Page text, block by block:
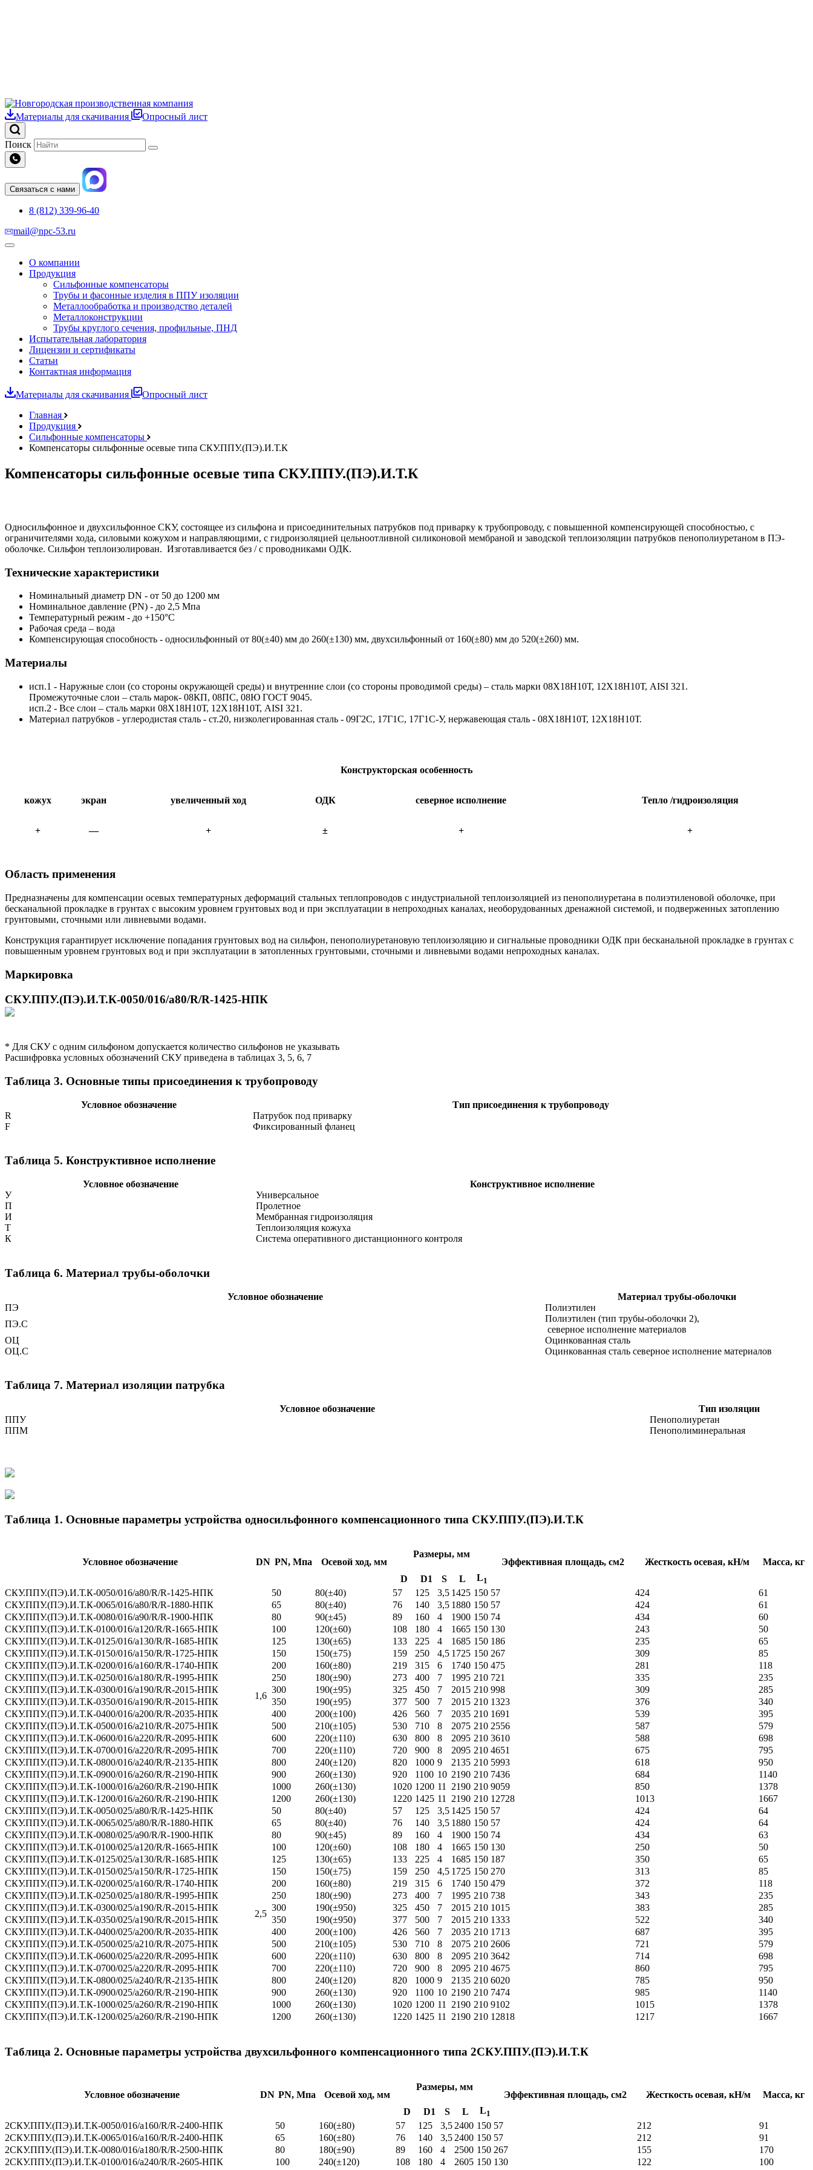
Материалы для скачивания Опросный лист
Поиск
Связаться с нами
8 (812) 339-96-40
mail@npc-53.ru
О компании
Продукция
Сильфонные компенсаторы
Трубы и фасонные изделия в ППУ изоляции
Металлообработка и производство деталей
Металлоконструкции
Трубы круглого сечения, профильные, ПНД
Испытательная лаборатория
Лицензии и сертификаты
Статьи
Контактная информация
Материалы для скачивания
Опросный лист
Главная
Продукция
Сильфонные компенсаторы
Компенсаторы сильфонные осевые типа СКУ.ППУ.(ПЭ).И.Т.К
Компенсаторы сильфонные осевые типа СКУ.ППУ.(ПЭ).И.Т.К
Односильфонное и двухсильфонное СКУ, состоящее из сильфона и присоединительных патрубков под приварку к трубопроводу, с повышенной компенсирующей способностью, с
ограничителями хода, силовыми кожухом и направляющими, с гидроизоляцией цельноотливной силиконовой мембраной и заводской теплоизоляции патрубков пенополиуретаном в ПЭ-
оболочке. Сильфон теплоизолирован. Изготавливается без / с проводниками ОДК.
Технические характеристики
Номинальный диаметр DN - от 50 до 1200 мм
Номинальное давление (PN) - до 2,5 Мпа
Температурный режим - до +150°С
Рабочая среда – вода
Компенсирующая способность - односильфонный от 80(±40) мм до 260(±130) мм, двухсильфонный от 160(±80) мм до 520(±260) мм.
Материалы
исп.1 - Наружные слои (со стороны окружающей среды) и внутренние слои (со стороны проводимой среды) – сталь марки 08Х18Н10Т, 12Х18Н10Т, AISI 321.
Промежуточные слои – сталь марок- 08КП, 08ПС, 08Ю ГОСТ 9045.
исп.2 - Все слои – сталь марки 08Х18Н10Т, 12Х18Н10Т, AISI 321.
Материал патрубков - углеродистая сталь - ст.20, низколегированная сталь - 09Г2С, 17Г1С, 17Г1С-У, нержавеющая сталь - 08Х18Н10Т, 12Х18Н10Т.
Конструкторская особенность
кожух экран увеличенный ход ОДК северное исполнение Тепло /гидроизоляция
+ — + ± + +
Область применения
Предназначены для компенсации осевых температурных деформаций стальных теплопроводов с индустриальной теплоизоляцией из пенополиуретана в полиэтиленовой оболочке, при
бесканальной прокладке в грунтах с высоким уровнем грунтовых вод и при эксплуатации в непроходных каналах, необорудованных дренажной системой, и подверженных затоплению
грунтовыми, сточными или ливневыми водами.
Конструкция гарантирует исключение попадания грунтовых вод на сильфон, пенополиуретановую теплоизоляцию и сигнальные проводники ОДК при бесканальной прокладке в грунтах с
повышенным уровнем грунтовых вод и при эксплуатации в затопленных грунтовыми, сточными и ливневыми водами непроходных каналах.
Маркировка
СКУ.ППУ.(ПЭ).И.Т.К-0050/016/а80/R/R-1425-НПК
* Для СКУ с одним сильфоном допускается количество сильфонов не указывать
Расшифровка условных обозначений СКУ приведена в таблицах 3, 5, 6, 7
Таблица 3. Основные типы присоединения к трубопроводу
Условное обозначение
Тип присоединения к трубопроводу
R
Патрубок под приварку
F
Фиксированный фланец
Таблица 5. Конструктивное исполнение
Условное обозначение
Конструктивное исполнение
У
Универсальное
П
Пролетное
И
Мембранная гидроизоляция
Т
Теплоизоляция кожуха
К
Система оперативного дистанционного контроля
Таблица 6. Материал трубы-оболочки
Условное обозначение
Материал трубы-оболочки
ПЭ
Полиэтилен
ПЭ.С
Полиэтилен (тип трубы-оболочки 2),
северное исполнение материалов
ОЦ
Оцинкованная сталь
ОЦ.С
Оцинкованная сталь северное исполнение материалов
Таблица 7. Материал изоляции патрубка
Условное обозначение
Тип изоляции
ППУ
Пенополиуретан
ППМ
Пенополиминеральная
Таблица 1. Основные параметры устройства односильфонного компенсационного типа СКУ.ППУ.(ПЭ).И.Т.К
Условное обозначение DN PN, Мпа Осевой ход, мм
Размеры, мм
Эффективная площадь, см2 Жесткость осевая, кН/м
Масса, кг
D
D1 S L L1
СКУ.ППУ.(ПЭ).И.Т.К-0050/016/а80/R/R-1425-НПК
1,6
50 80(±40) 57 125 3,5 1425 150 57 424
61
СКУ.ППУ.(ПЭ).И.Т.К-0065/016/а80/R/R-1880-НПК
65 80(±40) 76 140 3,5 1880 150 57 424
61
СКУ.ППУ.(ПЭ).И.Т.К-0080/016/а90/R/R-1900-НПК
80 90(±45) 89 160 4 1900 150 74 434
60
СКУ.ППУ.(ПЭ).И.Т.К-0100/016/а120/R/R-1665-НПК
100 120(±60) 108 180 4 1665 150 130 243
50
СКУ.ППУ.(ПЭ).И.Т.К-0125/016/а130/R/R-1685-НПК
125 130(±65) 133 225 4 1685 150 186 235
65
СКУ.ППУ.(ПЭ).И.Т.К-0150/016/a150/R/R-1725-НПК
150 150(±75) 159 250 4,5 1725 150 267 309
85
СКУ.ППУ.(ПЭ).И.Т.К-0200/016/a160/R/R-1740-НПК
200 160(±80) 219 315 6 1740 150 475 281
118
СКУ.ППУ.(ПЭ).И.Т.К-0250/016/a180/R/R-1995-НПК
250 180(±90) 273 400 7 1995 210 721 335
235
СКУ.ППУ.(ПЭ).И.Т.К-0300/016/a190/R/R-2015-НПК
300 190(±95) 325 450 7 2015 210 998 309
285
СКУ.ППУ.(ПЭ).И.Т.К-0350/016/a190/R/R-2015-НПК
350 190(±95) 377 500 7 2015 210 1323 376
340
СКУ.ППУ.(ПЭ).И.Т.К-0400/016/a200/R/R-2035-НПК
400 200(±100) 426 560 7 2035 210 1691 539
395
СКУ.ППУ.(ПЭ).И.Т.К-0500/016/a210/R/R-2075-НПК
500 210(±105) 530 710 8 2075 210 2556 587
579
СКУ.ППУ.(ПЭ).И.Т.К-0600/016/a220/R/R-2095-НПК
600 220(±110) 630 800 8 2095 210 3610 588
698
СКУ.ППУ.(ПЭ).И.Т.К-0700/016/a220/R/R-2095-НПК
700 220(±110) 720 900 8 2095 210 4651 675
795
СКУ.ППУ.(ПЭ).И.Т.К-0800/016/a240/R/R-2135-НПК
800 240(±120) 820 1000 9 2135 210 5993 618
950
СКУ.ППУ.(ПЭ).И.Т.К-0900/016/a260/R/R-2190-НПК
900 260(±130) 920 1100 10 2190 210 7436 684
1140
СКУ.ППУ.(ПЭ).И.Т.К-1000/016/a260/R/R-2190-НПК
1000 260(±130) 1020 1200 11 2190 210 9059 850
1378
СКУ.ППУ.(ПЭ).И.Т.К-1200/016/a260/R/R-2190-НПК
1200 260(±130) 1220 1425 11 2190 210 12728 1013
1667
СКУ.ППУ.(ПЭ).И.Т.К-0050/025/а80/R/R-1425-НПК
2,5
50 80(±40) 57 125 3,5 1425 150 57 424
64
СКУ.ППУ.(ПЭ).И.Т.К-0065/025/а80/R/R-1880-НПК
65 80(±40) 76 140 3,5 1880 150 57 424
64
СКУ.ППУ.(ПЭ).И.Т.К-0080/025/а90/R/R-1900-НПК
80 90(±45) 89 160 4 1900 150 74 434
63
СКУ.ППУ.(ПЭ).И.Т.К-0100/025/а120/R/R-1665-НПК
100 120(±60) 108 180 4 1665 150 130 250
50
СКУ.ППУ.(ПЭ).И.Т.К-0125/025/а130/R/R-1685-НПК
125 130(±65) 133 225 4 1685 150 187 350
65
СКУ.ППУ.(ПЭ).И.Т.К-0150/025/a150/R/R-1725-НПК
150 150(±75) 159 250 4,5 1725 150 270 313
85
СКУ.ППУ.(ПЭ).И.Т.К-0200/025/a160/R/R-1740-НПК
200 160(±80) 219 315 6 1740 150 479 372
118
СКУ.ППУ.(ПЭ).И.Т.К-0250/025/a180/R/R-1995-НПК
250 180(±90) 273 400 7 1995 210 738 343
235
СКУ.ППУ.(ПЭ).И.Т.К-0300/025/a190/R/R-2015-НПК
300 190(±950) 325 450 7 2015 210 1015 383
285
СКУ.ППУ.(ПЭ).И.Т.К-0350/025/a190/R/R-2015-НПК
350 190(±950) 377 500 7 2015 210 1333 522
340
СКУ.ППУ.(ПЭ).И.Т.К-0400/025/a200/R/R-2035-НПК
400 200(±100) 426 560 7 2035 210 1713 687
395
СКУ.ППУ.(ПЭ).И.Т.К-0500/025/a210/R/R-2075-НПК
500 210(±105) 530 710 8 2075 210 2606 721
579
СКУ.ППУ.(ПЭ).И.Т.К-0600/025/a220/R/R-2095-НПК
600 220(±110) 630 800 8 2095 210 3642 714
698
СКУ.ППУ.(ПЭ).И.Т.К-0700/025/a220/R/R-2095-НПК
700 220(±110) 720 900 8 2095 210 4675 860
795
СКУ.ППУ.(ПЭ).И.Т.К-0800/025/a240/R/R-2135-НПК
800 240(±120) 820 1000 9 2135 210 6020 785
950
СКУ.ППУ.(ПЭ).И.Т.К-0900/025/a260/R/R-2190-НПК
900 260(±130) 920 1100 10 2190 210 7474 985
1140
СКУ.ППУ.(ПЭ).И.Т.К-1000/025/a260/R/R-2190-НПК
1000 260(±130) 1020 1200 11 2190 210 9102 1015
1378
СКУ.ППУ.(ПЭ).И.Т.К-1200/025/a260/R/R-2190-НПК
1200 260(±130) 1220 1425 11 2190 210 12818 1217 1667
Таблица 2. Основные параметры устройства двухсильфонного компенсационного типа 2СКУ.ППУ.(ПЭ).И.Т.К
Условное обозначение DN PN, Мпа Осевой ход, мм
Размеры, мм
Эффективная площадь, см2 Жесткость осевая, кН/м
Масса, кг
D
D1 S L L1
2СКУ.ППУ.(ПЭ).И.Т.К-0050/016/а160/R/R-2400-НПК 50 160(±80) 57 125 3,5 2400 150 57 212
91
2СКУ.ППУ.(ПЭ).И.Т.К-0065/016/а160/R/R-2400-НПК
65 160(±80) 76 140 3,5 2400 150 57 212
91
2СКУ.ППУ.(ПЭ).И.Т.К-0080/016/a180/R/R-2500-НПК
80 180(±90) 89 160 4 2500 150 267 155
170
2СКУ.ППУ.(ПЭ).И.Т.К-0100/016/а240/R/R-2605-НПК
100 240(±120) 108 180 4 2605 150 130 122
100